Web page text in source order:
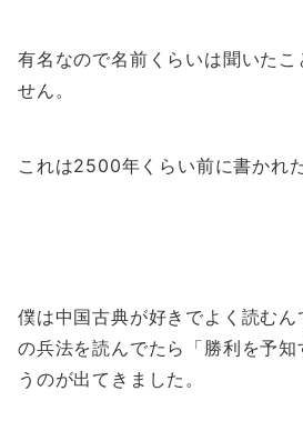
有名なので名前くらいは聞いたこ
せん。
これは2500年くらい前に書かれ
僕は中国古典が好きでよく読む
の兵法を読んでたら「勝利を予
うのが出てきました。